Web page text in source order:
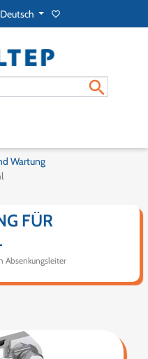
Deutsch favorite_border

Wartung
FÜR
Absenkungsleiter